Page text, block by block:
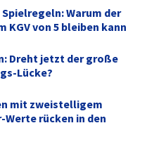
Warum der
KGV von 5 bleiben kann
Dreht jetzt der große
Lücke?
mit zweistelligem
rücken in den